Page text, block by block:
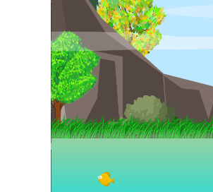
alkalmazás-üzemeltető technikus
Szoftverfejlesztő és -tesztelő
Szoftverfejlesztő és -tesztelő